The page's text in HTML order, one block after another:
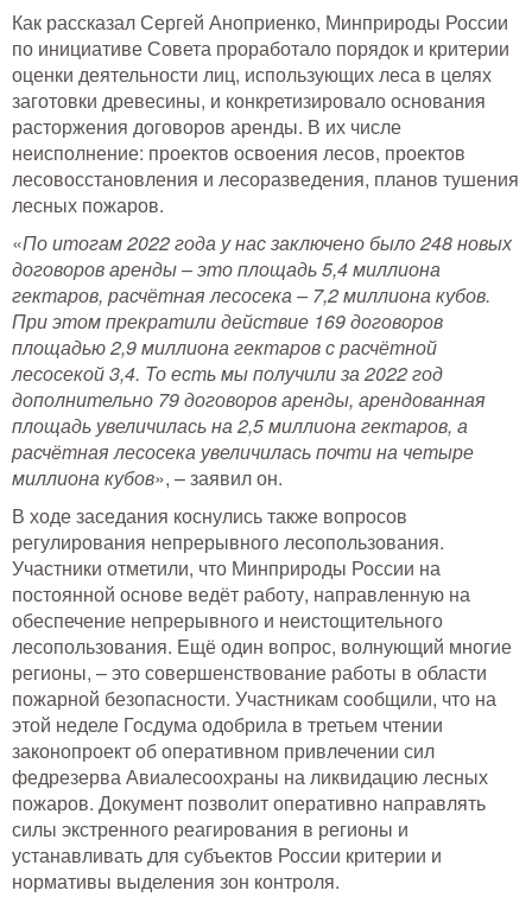
Распродажа
Как рассказал Сергей Аноприенко, Минприроды России
по инициативе Совета проработало порядок и критерии
оценки деятельности лиц, использующих леса в целях
заготовки древесины, и конкретизировало основания
расторжения договоров аренды. В их числе
неисполнение: проектов освоения лесов, проектов
лесовосстановления и лесоразведения, планов тушения
лесных пожаров.
«По итогам 2022 года у нас заключено было 248 новых
договоров аренды – это площадь 5,4 миллиона
гектаров, расчётная лесосека – 7,2 миллиона кубов.
При этом прекратили действие 169 договоров
площадью 2,9 миллиона гектаров с расчётной
лесосекой 3,4. То есть мы получили за 2022 год
дополнительно 79 договоров аренды, арендованная
площадь увеличилась на 2,5 миллиона гектаров, а
расчётная лесосека увеличилась почти на четыре
миллиона кубов», – заявил он.
В ходе заседания коснулись также вопросов
регулирования непрерывного лесопользования.
Участники отметили, что Минприроды России на
постоянной основе ведёт работу, направленную на
обеспечение непрерывного и неистощительного
лесопользования. Ещё один вопрос, волнующий многие
регионы, – это совершенствование работы в области
пожарной безопасности. Участникам сообщили, что на
этой неделе Госдума одобрила в третьем чтении
законопроект об оперативном привлечении сил
федрезерва Авиалесоохраны на ликвидацию лесных
пожаров. Документ позволит оперативно направлять
силы экстренного реагирования в регионы и
устанавливать для субъектов России критерии и
нормативы выделения зон контроля.